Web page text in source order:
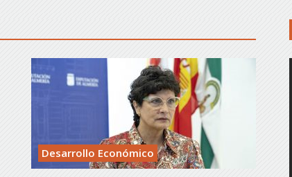
de
Desarrollo Económico